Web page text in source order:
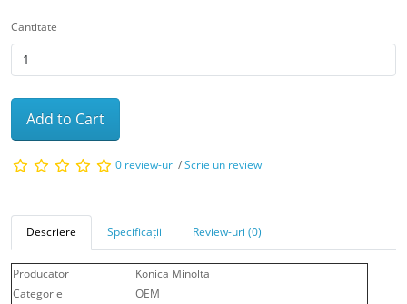
Cantitate
Add to Cart
0 review-uri /Scrie un review
Descriere Specificații Review-uri (0)
Producator
Konica Minolta
Categorie
OEM